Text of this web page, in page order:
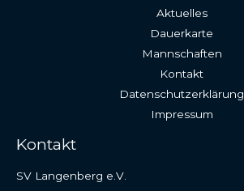
Aktuelles
Dauerkarte
Mannschaften
Kontakt
Datenschutzerklärung
Impressum
Kontakt
SV Langenberg e.V.